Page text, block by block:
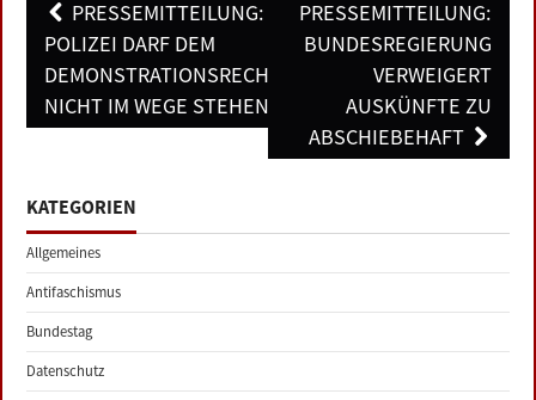
Post
navigation
PRESSEMITTEILUNG:
POLIZEI DARF DEM
DEMONSTRATIONSRECHT
NICHT IM WEGE STEHEN!
PRESSEMITTEILUNG:
BUNDESREGIERUNG
VERWEIGERT
AUSKÜNFTE ZU
ABSCHIEBEHAFT
KATEGORIEN
Allgemeines
Antifaschismus
Bundestag
Datenschutz